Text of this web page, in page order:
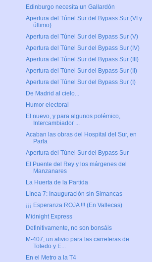
Edinburgo necesita un Gallardón
Apertura del Túnel Sur del Bypass Sur (VI y
último)
Apertura del Túnel Sur del Bypass Sur (V)
Apertura del Túnel Sur del Bypass Sur (IV)
Apertura del Túnel Sur del Bypass Sur (III)
Apertura del Túnel Sur del Bypass Sur (II)
Apertura del Túnel Sur del Bypass Sur (I)
De Madrid al cielo...
Humor electoral
El nuevo, y para algunos polémico,
Intercambiador ...
Acaban las obras del Hospital del Sur, en
Parla
Apertura del Túnel Sur del Bypass Sur
El Puente del Rey y los márgenes del
Manzanares
La Huerta de la Partida
Línea 7: Inauguración sin Simancas
¡¡¡ Esperanza ROJA !!! (En Vallecas)
Midnight Express
Definitivamente, no son bonsáis
M-407, un alivio para las carreteras de
Toledo y E...
En el Metro a la T4